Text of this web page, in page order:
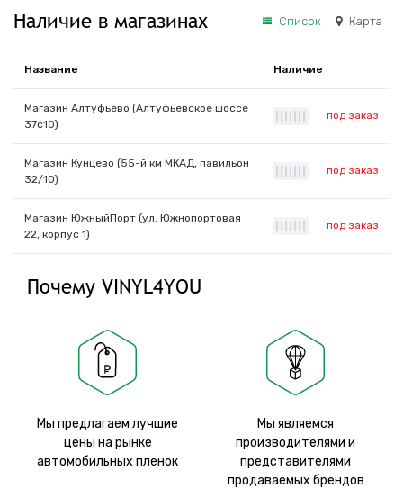
Наличие в магазинах Список Карта
Название Наличие
Магазин Алтуфьево (Алтуфьевское шоссе
37с10)
под заказ
Магазин Кунцево (55-й км МКАД, павильон
32/10)
под заказ
Магазин ЮжныйПорт (ул. Южнопортовая
22, корпус 1)
под заказ
Почему VINYL4YOU
Мы предлагаем лучшие
цены на рынке
автомобильных пленок
Мы являемся
производителями и
представителями
продаваемых брендов